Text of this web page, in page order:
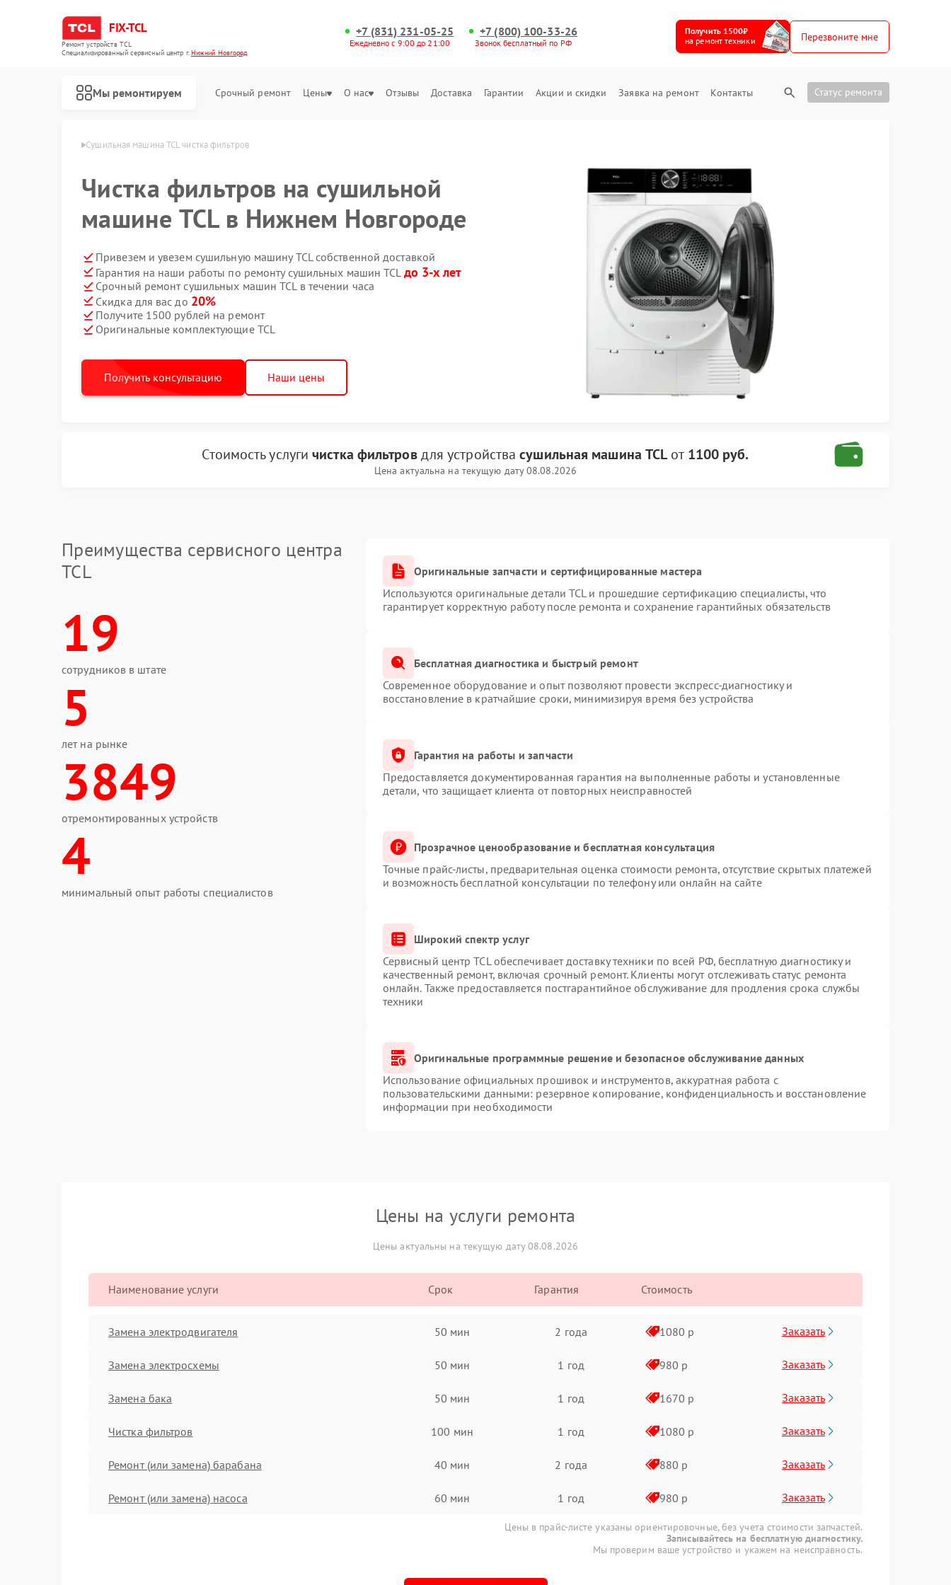
FIX-TCL
Ремонт устройств TCL
Специализированный cервисный центр г.Нижний Новгород
+7 (831) 231-05-25
Ежедневно с 9:00 до 21:00
+7 (800) 100-33-26
Звонок бесплатный по РФ
Получить 1500₽
на ремонт техники
Перезвоните мне
Мы ремонтируем Срочный ремонт Цены О нас Отзывы Доставка Гарантии Акции и скидки Заявка на ремонт Контакты Статус ремонта
Нижнем Новгороде Сушильная машина TCL чистка фильтров
Чистка фильтров на сушильной
машине TCL в Нижнем Новгороде
Привезем и увезем сушильную машину TCL собственной доставкой
Гарантия на наши работы по ремонту сушильных машин TCL до 3-х лет
Срочный ремонт сушильных машин TCL в течении часа
Скидка для вас до 20%
Получите 1500 рублей на ремонт
Оригинальные комплектующие TCL
Получить консультацию Наши цены
Стоимость услугичистка фильтровдля устройствасушильная машина TCL от 1100 руб.
Цена актуальна на текущую дату 08.08.2026
Преимущества сервисного центра
TCL
19
сотрудников в штате
5
лет на рынке
3849
отремонтированных устройств
4
минимальный опыт работы специалистов
Оригинальные запчасти и сертифицированные мастера
Используются оригинальные детали TCL и прошедшие сертификацию специалисты, что
гарантирует корректную работу после ремонта и сохранение гарантийных обязательств
Бесплатная диагностика и быстрый ремонт
Современное оборудование и опыт позволяют провести экспресс-диагностику и
восстановление в кратчайшие сроки, минимизируя время без устройства
Гарантия на работы и запчасти
Предоставляется документированная гарантия на выполненные работы и установленные
детали, что защищает клиента от повторных неисправностей
Прозрачное ценообразование и бесплатная консультация
Точные прайс-листы, предварительная оценка стоимости ремонта, отсутствие скрытых платежей
и возможность бесплатной консультации по телефону или онлайн на сайте
Широкий спектр услуг
Сервисный центр TCL обеспечивает доставку техники по всей РФ, бесплатную диагностику и
качественный ремонт, включая срочный ремонт. Клиенты могут отслеживать статус ремонта
онлайн. Также предоставляется постгарантийное обслуживание для продления срока службы
техники
Оригинальные программные решение и безопасное обслуживание данных
Использование официальных прошивок и инструментов, аккуратная работа с
пользовательскими данными: резервное копирование, конфиденциальность и восстановление
информации при необходимости
Цены на услуги ремонта
Цены актуальны на текущую дату 08.08.2026
Наименование услуги Срок Гарантия Стоимость
Замена электродвигателя 50 мин 2 года 1080 р Заказать
Замена электросхемы 50 мин 1 год 980 р Заказать
Замена бака 50 мин 1 год 1670 р Заказать
Чистка фильтров 100 мин 1 год 1080 р Заказать
Ремонт (или замена) барабана 40 мин 2 года 880 р Заказать
Ремонт (или замена) насоса 60 мин 1 год 980 р Заказать
Цены в прайс-листе указаны ориентировочные, без учета стоимости запчастей.
Записывайтесь на бесплатную диагностику.
Мы проверим ваше устройство и укажем на неисправность.